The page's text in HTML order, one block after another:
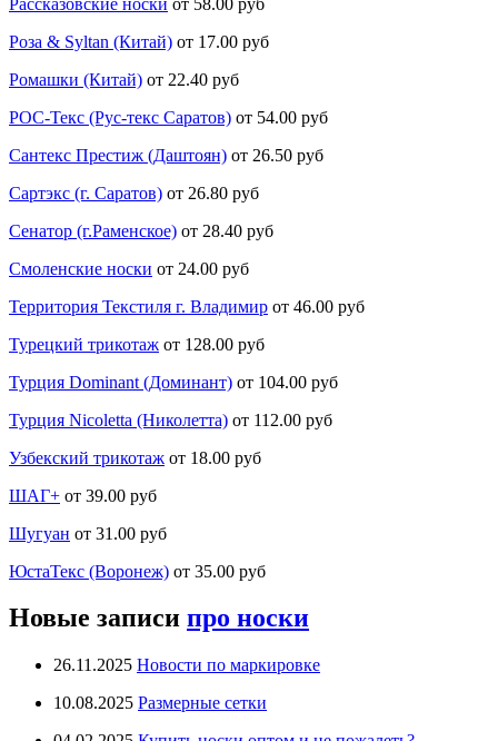
Роза & Syltan (Китай) от 17.00 руб
Ромашки (Китай) от 22.40 руб
РОС-Текс (Рус-текс Саратов) от 54.00 руб
Сантекс Престиж (Даштоян) от 26.50 руб
Сартэкс (г. Саратов) от 26.80 руб
Сенатор (г.Раменское) от 28.40 руб
Смоленские носки от 24.00 руб
Территория Текстиля г. Владимир от 46.00 руб
Турецкий трикотаж от 128.00 руб
Турция Dominant (Доминант) от 104.00 руб
Турция Nicoletta (Николетта) от 112.00 руб
Узбекский трикотаж от 18.00 руб
ШАГ+ от 39.00 руб
Шугуан от 31.00 руб
ЮстаТекс (Воронеж) от 35.00 руб
Новые записи про носки
26.11.2025 Новости по маркировке
10.08.2025 Размерные сетки